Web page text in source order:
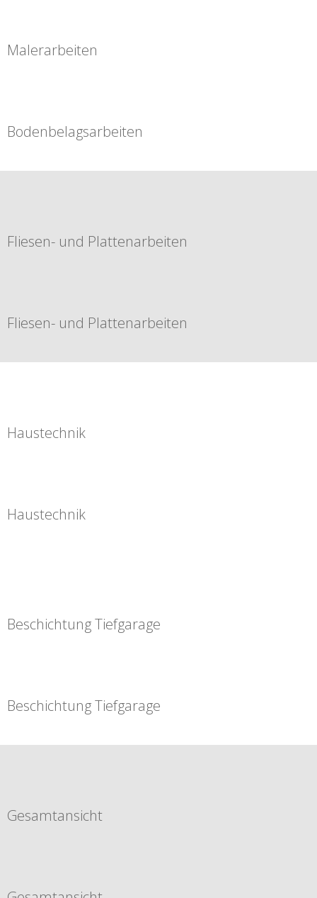
Malerarbeiten
Bodenbelagsarbeiten
Fliesen- und Plattenarbeiten
Fliesen- und Plattenarbeiten
Haustechnik
Haustechnik
Beschichtung Tiefgarage
Beschichtung Tiefgarage
Gesamtansicht